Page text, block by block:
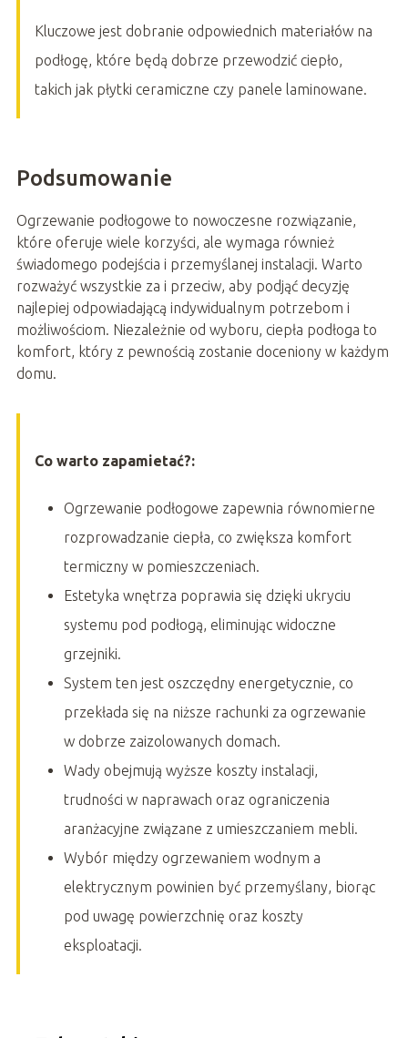
Kluczowe jest dobranie odpowiednich materiałów na
podłogę, które będą dobrze przewodzić ciepło,
takich jak płytki ceramiczne czy panele laminowane.
Podsumowanie
Ogrzewanie podłogowe to nowoczesne rozwiązanie,
które oferuje wiele korzyści, ale wymaga również
świadomego podejścia i przemyślanej instalacji. Warto
rozważyć wszystkie za i przeciw, aby podjąć decyzję
najlepiej odpowiadającą indywidualnym potrzebom i
możliwościom. Niezależnie od wyboru, ciepła podłoga to
komfort, który z pewnością zostanie doceniony w każdym
domu.
Co warto zapamietać?:
Ogrzewanie podłogowe zapewnia równomierne
rozprowadzanie ciepła, co zwiększa komfort
termiczny w pomieszczeniach.
Estetyka wnętrza poprawia się dzięki ukryciu
systemu pod podłogą, eliminując widoczne
grzejniki.
System ten jest oszczędny energetycznie, co
przekłada się na niższe rachunki za ogrzewanie
w dobrze zaizolowanych domach.
Wady obejmują wyższe koszty instalacji,
trudności w naprawach oraz ograniczenia
aranżacyjne związane z umieszczaniem mebli.
Wybór między ogrzewaniem wodnym a
elektrycznym powinien być przemyślany, biorąc
pod uwagę powierzchnię oraz koszty
eksploatacji.